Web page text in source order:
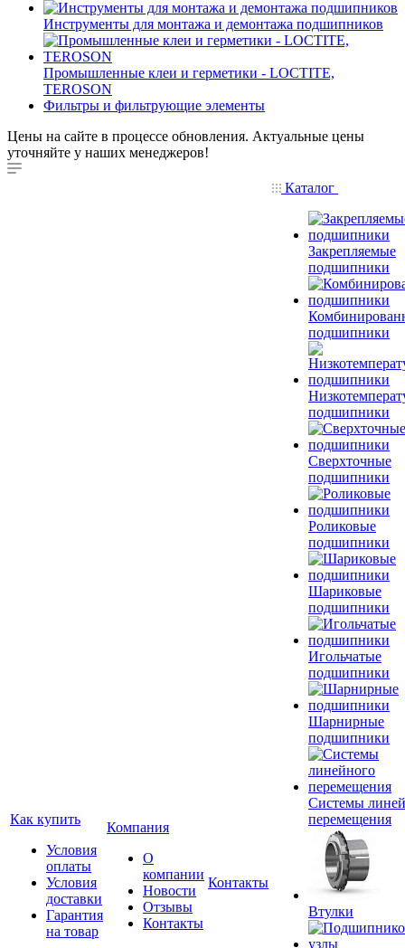
Инструменты для монтажа и демонтажа подшипников
Промышленные клеи и герметики - LOCTITE,
TEROSON
Фильтры и фильтрующие элементы
Цены на сайте в процессе обновления. Актуальные цены
уточняйте у наших менеджеров!
Как купить
Условия
оплаты
Условия
доставки
Гарантия
на товар
Компания
О
компании
Новости
Отзывы
Контакты
Контакты
Каталог
Закрепляемые
подшипники
подшипники
подшипники
Сверхточные
подшипники
Роликовые
подшипники
Шариковые
подшипники
Игольчатые
подшипники
Шарнирные
подшипники
Системы
перемещения
Втулки